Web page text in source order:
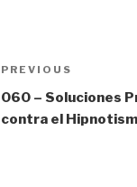
Post
navigation
Previous
Post
PREVIOUS
060 – Soluciones
contra el